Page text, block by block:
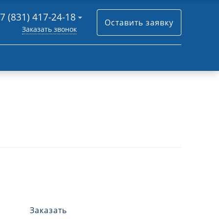
(831) 417-24-18
Заказать звонок
Оставить заявку
Заказать